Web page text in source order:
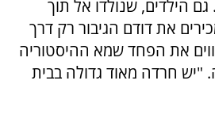
גם הילדים, שנולדו אל תוך
את דודם הגיבור רק דרך
את הפחד שמא ההיסטוריה
"יש חרדה מאוד גדולה בבית